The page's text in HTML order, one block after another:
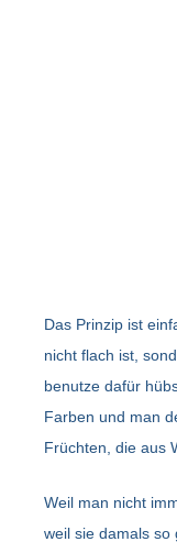
Das Prinzip ist
nicht flach ist,
benutze dafür
Farben und man
Früchten, die aus
Weil man nicht
weil sie damals so